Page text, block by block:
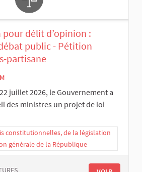
pour délit d’opinion :
public - Pétition
partisane
juillet 2026, le Gouvernement a
des ministres un projet de loi
constitutionnelles, de la législation
générale de la République